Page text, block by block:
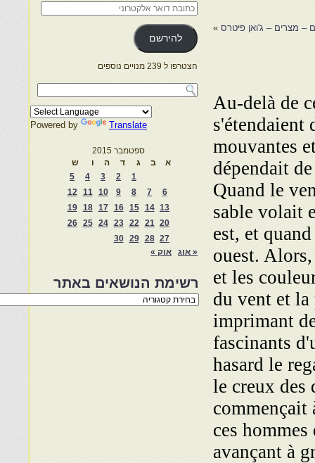
– מצרים – ג'ואן פיטרס »
Au-delà de
s'étendaient
mouvantes
dépendait
Quand le
sable volait
est, et
ouest.
et les
du vent et
imprimant
fascinants
hasard le
le creux des
commençait
ces
avançant à
כתובת
דואר
אלקטרוני
להירשם
הצטרפו ל 239 מנויים נוספים
Powered by Translate
ספטמבר 2015
א
ב ג ד ה ו
ש
1
2
3
4
5
6
7
8
9
10
11
12
13
14
15
16
17
18
19
20
21
22
23
24
25
26
27
28
29
30
« אוג
אוק »
רשימת הנושאים באתר
רשימת
הנושאים